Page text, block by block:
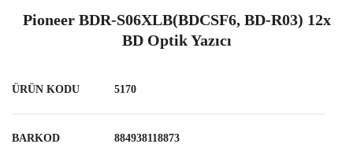
Pioneer BDR-S06XLB(BDCSF6, BD-R03) 12x
BD Optik Yazıcı
ÜRÜN KODU 5170
BARKOD 884938118873